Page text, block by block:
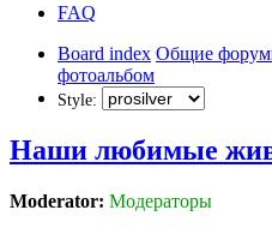
FAQ
Board index Общие
фотоальбом
Style:
Наши любимые
Moderator: Модераторы